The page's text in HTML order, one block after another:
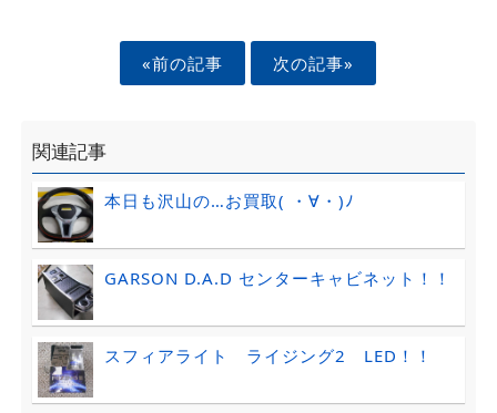
«前の記事 次の記事»
関連記事
本日も沢山の…お買取( ・∀・)ﾉ
GARSON D.A.D センターキャビネット！！
スフィアライト ライジング2 LED！！